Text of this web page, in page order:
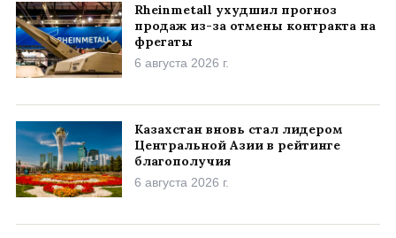
Rheinmetall ухудшил прогноз
продаж из-за отмены контракта на
фрегаты
6 августа 2026 г.
Казахстан вновь стал лидером
Центральной Азии в рейтинге
благополучия
6 августа 2026 г.